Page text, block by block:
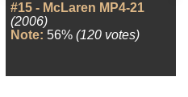
#15 - McLaren MP4-21
(2006)
Note: 56% (120 votes)